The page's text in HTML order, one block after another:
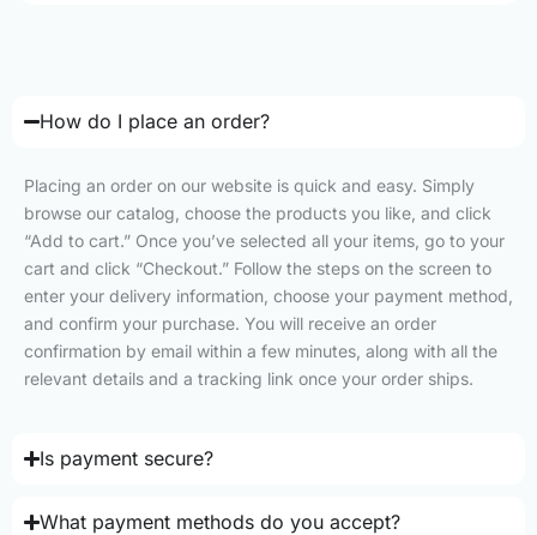
How do I place an order?
Placing an order on our website is quick and easy. Simply
browse our catalog, choose the products you like, and click
“Add to cart.” Once you’ve selected all your items, go to your
cart and click “Checkout.” Follow the steps on the screen to
enter your delivery information, choose your payment method,
and confirm your purchase. You will receive an order
confirmation by email within a few minutes, along with all the
relevant details and a tracking link once your order ships.
Is payment secure?
What payment methods do you accept?